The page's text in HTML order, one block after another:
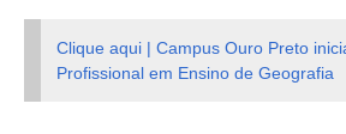
Clique aqui | Campus Ouro Preto
Profissional em Ensino de Geografia